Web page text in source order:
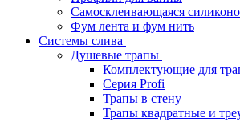
Самосклеивающаяся
Фум лента и фум нить
Системы слива
Душевые трапы
Комплектующие для
Серия Profi
Трапы в стену
Трапы квадратные и